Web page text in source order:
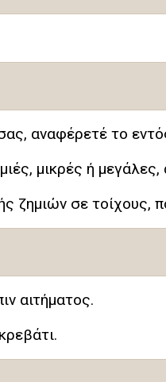
αναφέρετέ το
μικρές ή
ζημιών σε
αιτήματος.